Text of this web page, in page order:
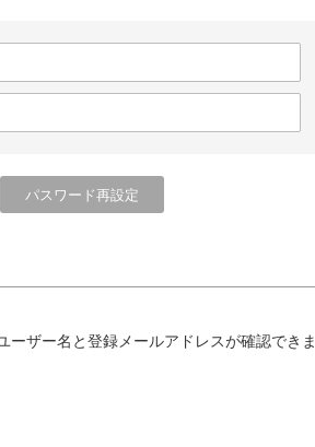
ザー名と登録メールアドレスが確認できま